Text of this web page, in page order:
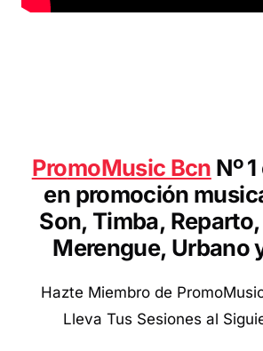
PromoMusic Bcn Nº
en promoción
Son, Timba,
Merengue, Urbano
Hazte Miembro de
Lleva Tus Sesiones al